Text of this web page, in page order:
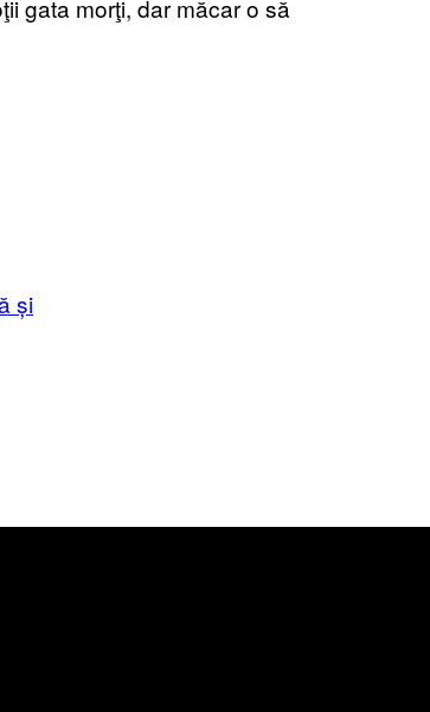
gata morţi, dar măcar o să
și